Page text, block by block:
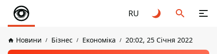
RU
Новини Бізнес Економіка 20:02, 25 Січня 2022